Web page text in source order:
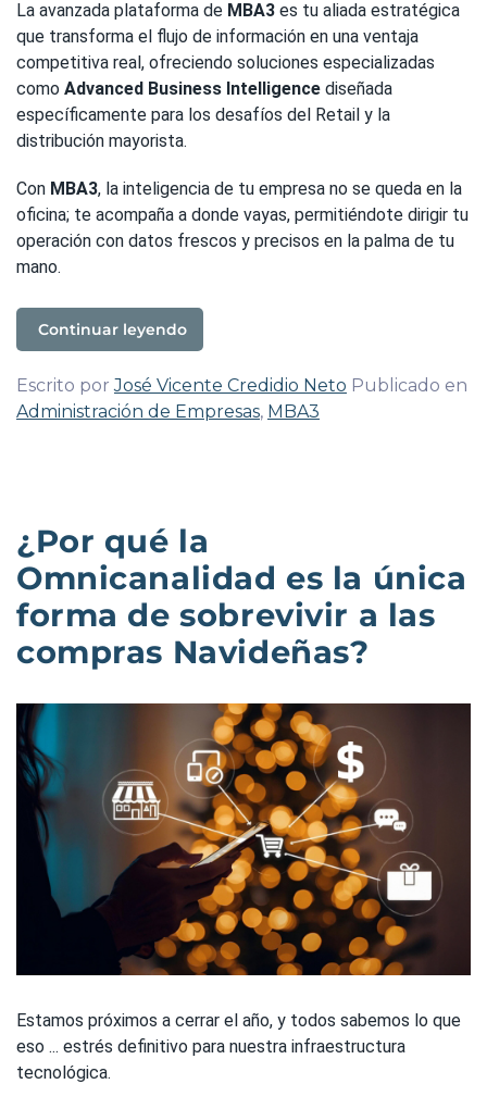
La avanzada plataforma de MBA3 es tu aliada estratégica
que transforma el flujo de información en una ventaja
competitiva real, ofreciendo soluciones especializadas
como Advanced Business Intelligence diseñada
específicamente para los desafíos del Retail y la
distribución mayorista.
Con MBA3, la inteligencia de tu empresa no se queda en la
oficina; te acompaña a donde vayas, permitiéndote dirigir tu
operación con datos frescos y precisos en la palma de tu
mano.
Continuar leyendo
Escrito porJosé Vicente Credidio Neto Publicado en
Administración de Empresas, MBA3
¿Por qué la
Omnicanalidad es la única
forma de sobrevivir a las
compras Navideñas?
Estamos próximos a cerrar el año, y todos sabemos lo que
eso ... estrés definitivo para nuestra infraestructura
tecnológica.